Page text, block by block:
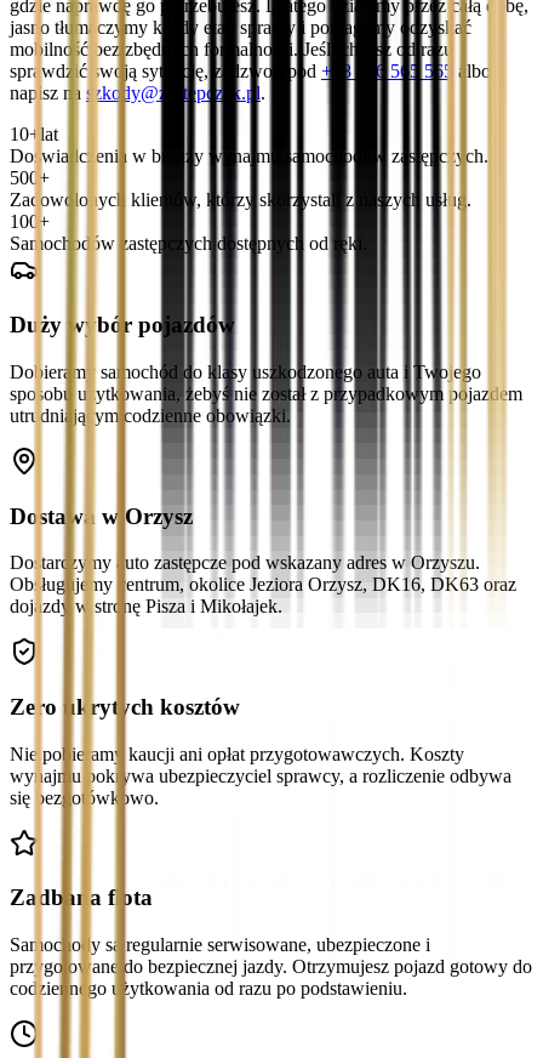
gdzie naprawdę go potrzebujesz. Dlatego działamy przez całą dobę,
jasno tłumaczymy każdy etap sprawy i pomagamy odzyskać
mobilność bez zbędnych formalności. Jeśli chcesz od razu
sprawdzić swoją sytuację, zadzwoń pod +48 536 565 565 albo
napisz na szkody@zastepczak.pl.
10+ lat
Doświadczenia w branży wynajmu samochodów zastępczych.
500+
Zadowolonych klientów, którzy skorzystali z naszych usług.
100+
Samochodów zastępczych dostępnych od ręki.
Duży wybór pojazdów
Dobieramy samochód do klasy uszkodzonego auta i Twojego
sposobu użytkowania, żebyś nie został z przypadkowym pojazdem
utrudniającym codzienne obowiązki.
Dostawa w Orzysz
Dostarczymy auto zastępcze pod wskazany adres w Orzyszu.
Obsługujemy centrum, okolice Jeziora Orzysz, DK16, DK63 oraz
dojazdy w stronę Pisza i Mikołajek.
Zero ukrytych kosztów
Nie pobieramy kaucji ani opłat przygotowawczych. Koszty
wynajmu pokrywa ubezpieczyciel sprawcy, a rozliczenie odbywa
się bezgotówkowo.
Zadbana flota
Samochody są regularnie serwisowane, ubezpieczone i
przygotowane do bezpiecznej jazdy. Otrzymujesz pojazd gotowy do
codziennego użytkowania od razu po podstawieniu.